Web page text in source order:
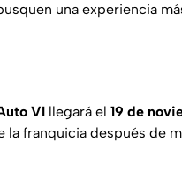
una experiencia
VI llegará el 19 de
la franquicia después de